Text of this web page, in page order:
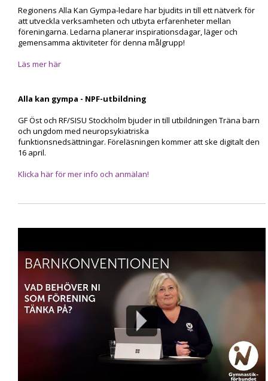
Regionens Alla Kan Gympa-ledare har bjudits in till ett nätverk för
att utveckla verksamheten och utbyta erfarenheter mellan
föreningarna. Ledarna planerar inspirationsdagar, läger och
gemensamma aktiviteter för denna målgrupp!
Läs mer här
Alla kan gympa - NPF-utbildning
GF Öst och RF/SISU Stockholm bjuder in till utbildningen Träna barn
och ungdom med neuropsykiatriska
funktionsnedsättningar. Föreläsningen kommer att ske digitalt den
16 april.
Klicka här för mer info och anmälan!